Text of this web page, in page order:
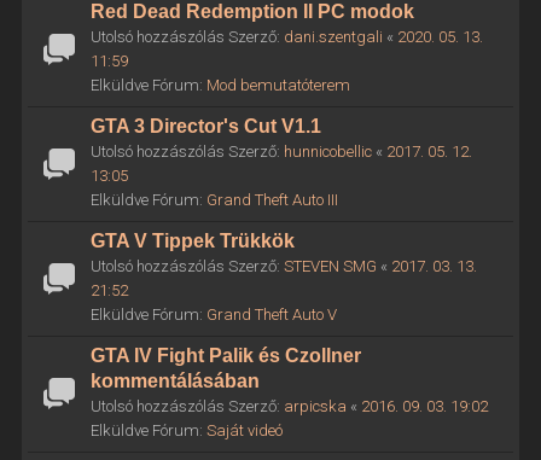
Red Dead Redemption II PC modok
Utolsó hozzászólás Szerző: dani.szentgali « 2020. 05. 13.
11:59
Elküldve Fórum: Mod bemutatóterem
GTA 3 Director's Cut V1.1
Utolsó hozzászólás Szerző: hunnicobellic« 2017. 05. 12.
13:05
Elküldve Fórum: Grand Theft Auto III
GTA V Tippek Trükkök
Utolsó hozzászólás Szerző: STEVEN SMG « 2017. 03. 13.
21:52
Elküldve Fórum: Grand Theft Auto V
GTA IV Fight Palik és Czollner
kommentálásában
Utolsó hozzászólás Szerző: arpicska « 2016. 09. 03. 19:02
Elküldve Fórum: Saját videó